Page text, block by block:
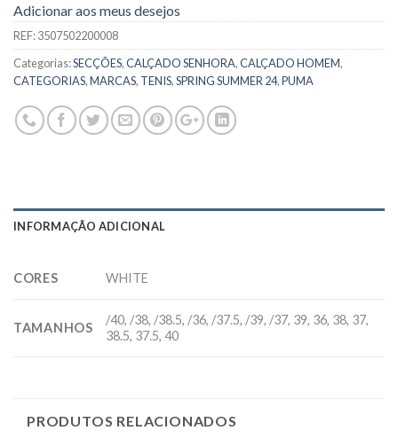
Adicionar aos meus desejos
REF:3507502200008
Categorias:SECÇÕES,CALÇADO SENHORA,CALÇADO HOMEM,
CATEGORIAS,MARCAS, TENIS,SPRING SUMMER 24,PUMA
INFORMAÇÃO ADICIONAL
CORES WHITE
TAMANHOS
/40, /38, /38.5, /36, /37.5, /39, /37, 39, 36, 38, 37,
38.5, 37.5, 40
PRODUTOS RELACIONADOS